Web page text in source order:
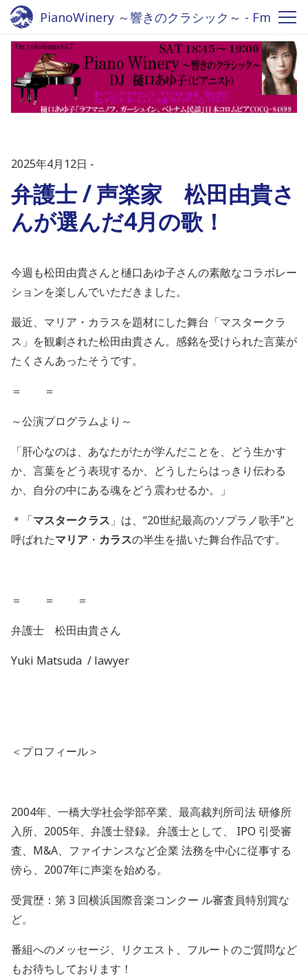
PianoWinery ～響きのクラシック～ - Fm
yokohama 84.7
2025年4月12日
弁護士 / 声楽家 松田由貴さ
んが選んだ4月の歌！
今週も松田由貴さんと樋口あゆ子さんの素敵なコラボレー
ションを楽しんでいただきました。
最近、マリア・カラスを題材にした舞台「マスタークラ
ス」を観劇された松田由貴さん。感銘を受けられた言葉が
たくさんあったそうです。
＝ ＝
～公演プログラムより～
「肝心なのは、あなたがたが学んだことを、どう生かす
か、言葉をどう表現するか、どうしたらはっきり伝わる
か、自分の中にある魂をどう震わせるか。」
＊「マスタークラス 」は、“20世紀最高のソプラノ歌手”と
呼ばれたマリア ・ カラスの半生を描いた舞台作品です。
＝ ＝ ＝
弁護士 松田由貴さん
Yuki Matsuda / lawyer
＜プロフィール＞
2004年、一橋大学社会学部卒業、最高裁判所司法研修所
入所、 2005年、弁護士登録。弁護士として、 IPO 引受審
査、 M&A、ファイナンスなど企業 法務を中心に従事する
傍ら、 2007年に声楽を始める。
受賞歴：第 3 回横浜国際音楽コンクー ル審査員特別賞な
ど。
番組へのメッセージ、リクエスト、フルートのご質問など
もお待ちしております！